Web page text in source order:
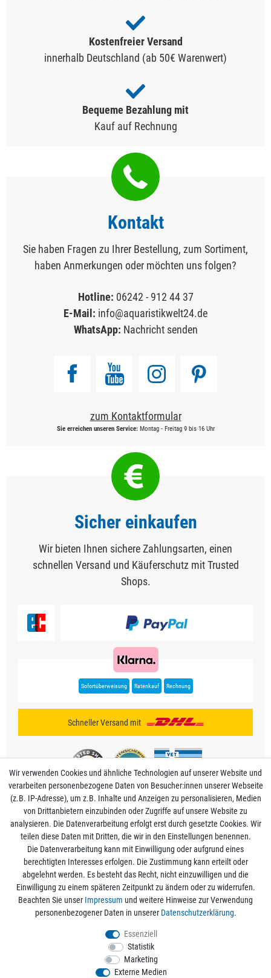
Kostenfreier Versand
innerhalb Deutschland (ab 50€ Warenwert)
Bequeme Bezahlung mit
Kauf auf Rechnung
Kontakt
Sie haben Fragen zu Ihrer Bestellung, zum Sortiment,
haben Anmerkungen oder möchten uns folgen?
Hotline: 06242 - 912 44 37
E-Mail: info@aquaristikwelt24.de
WhatsApp: Nachricht senden
zum Kontaktformular
Sie erreichen unseren Service:Montag - Freitag 9 bis 16 Uhr
Sicher einkaufen
Wir bieten Ihnen sichere Zahlungsarten, einen
schnellen Versand und Käuferschutz mit Trusted
Shops.
Sofortüberweisung Ratenkauf Rechnung
Schneller Versand mit
Mein Konto
Informationen
Rechtliche Angaben
Alle Preise sind inkl. der gesetzlichen Mehrwertsteuer und zzgl.
Kostenloser Versand ab 50€ Bestellwert nur innerhalb Deutschlands.
© 2026 aquaristikwelt24. Alle Rechte vorbehalten. Powered by
Wir verwenden Cookies und ähnliche Technologien auf unserer Website und
verarbeiten personenbezogene Daten von Besucher:innen unserer Webseite
(z.B. IP-Adresse), um z.B. Inhalte und Anzeigen zu personalisieren, Medien
von Drittanbietern einzubinden oder Zugriffe auf unsere Website zu
analysieren. Die Datenverarbeitung erfolgt erst durch gesetzte Cookies. Wir
teilen diese Daten mit Dritten, die wir in den Einstellungen benennen.
Die Datenverarbeitung kann mit Einwilligung oder aufgrund eines
berechtigten Interesses erfolgen. Die Zustimmung kann erteilt oder
abgelehnt werden. Es besteht das Recht, nicht einzuwilligen und die
Einwilligung zu einem späteren Zeitpunkt zu ändern oder zu widerrufen.
Beachten Sie unser Impressum und weitere Hinweise zur Verwendung
personenbezogener Daten in unserer Daten­schutz­erklärung.
Essenziell
Statistik
Marketing
Externe Medien